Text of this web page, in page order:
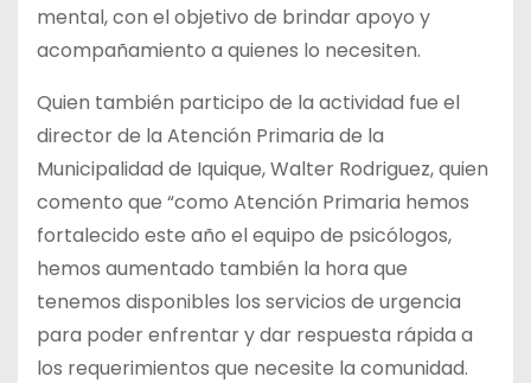
mental, con el objetivo de brindar apoyo y
acompañamiento a quienes lo necesiten.
Quien también participo de la actividad fue el
director de la Atención Primaria de la
Municipalidad de Iquique, Walter Rodriguez, quien
comento que “como Atención Primaria hemos
fortalecido este año el equipo de psicólogos,
hemos aumentado también la hora que
tenemos disponibles los servicios de urgencia
para poder enfrentar y dar respuesta rápida a
los requerimientos que necesite la comunidad.